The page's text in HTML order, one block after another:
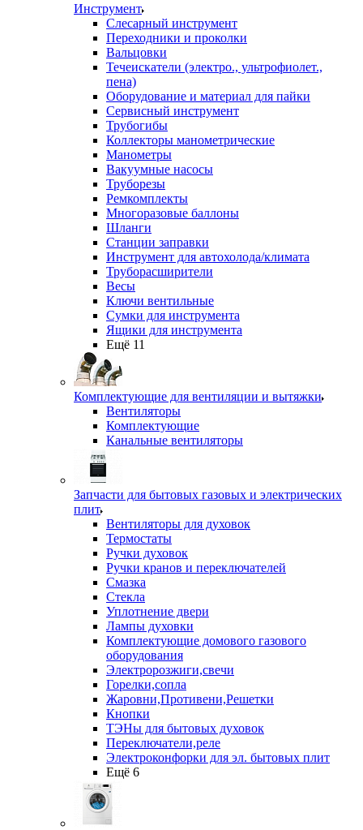
Инструмент
Слесарный инструмент
Переходники и проколки
Вальцовки
Течеискатели (электро., ультрофиолет.,
пена)
Оборудование и материал для пайки
Сервисный инструмент
Трубогибы
Коллекторы манометрические
Манометры
Вакуумные насосы
Труборезы
Ремкомплекты
Многоразовые баллоны
Шланги
Станции заправки
Инструмент для автохолода/климата
Труборасширители
Весы
Ключи вентильные
Сумки для инструмента
Ящики для инструмента
Ещё 11
Комплектующие для вентиляции и вытяжки
Вентиляторы
Комплектующие
Канальные вентиляторы
Запчасти для бытовых газовых и электрических
плит
Вентиляторы для духовок
Термостаты
Ручки духовок
Ручки кранов и переключателей
Смазка
Стекла
Уплотнение двери
Лампы духовки
Комплектующие домового газового
оборудования
Электророзжиги,свечи
Горелки,сопла
Жаровни,Противени,Решетки
Кнопки
ТЭНы для бытовых духовок
Переключатели,реле
Электроконфорки для эл. бытовых плит
Ещё 6